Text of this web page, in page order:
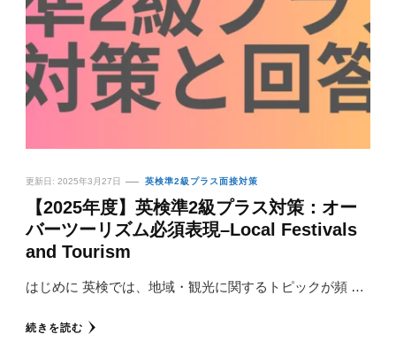
更新日: 2025年3月27日 英検準2級プラス面接対策
【2025年度】英検準2級プラス対策：オー
バーツーリズム必須表現–Local Festivals
and Tourism
はじめに 英検では、地域・観光に関するトピックが頻 …
続きを読む